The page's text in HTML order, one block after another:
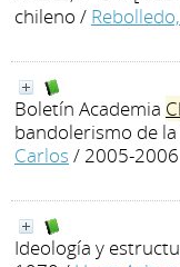
chileno /
Boletín Academia
bandolerismo de
Carlos / 2005-2006
Ideología y